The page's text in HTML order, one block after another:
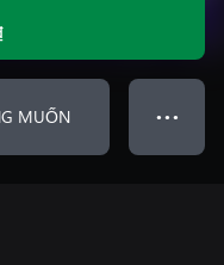
MUỐN ● ● ●